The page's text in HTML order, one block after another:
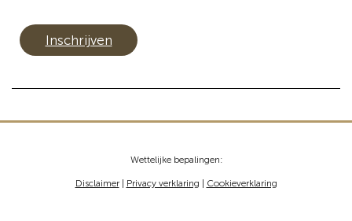
Inschrijven
Wettelijke bepalingen:
Disclaimer| Privacy verklaring Cookieverklaring